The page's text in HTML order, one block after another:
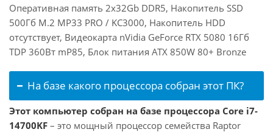
Оперативная память 2x32Gb DDR5, Накопитель SSD
500Гб M.2 MP33 PRO / KC3000, Накопитель HDD
отсутствует, Видеокарта nVidia GeForce RTX 5080 16Гб
TDP 360Вт mP85, Блок питания ATX 850W 80+ Bronze
На базе какого процессора собран этот ПК?
Этот компьютер собран на базе процессора Core i7-
14700KF – это мощный процессор семейства Raptor